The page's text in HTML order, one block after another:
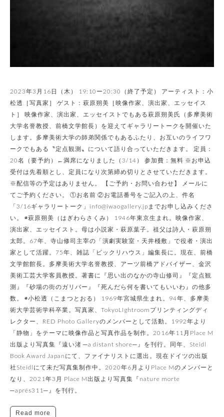
2023年3⽉16⽇（木） 19:10ー20:30（終了予定） アーティスト：小
松透［写真家］ ゲスト：萩原朔美［映像作家、演出家、エッセイス
ト］ 映像作家、演出家、エッセイストでもある萩原朔美氏（多摩美術
大学名誉教授、前橋文学館長）を迎えてギャラリートークを開催いた
します。多摩美術大学の師弟関係でもあるふたり、お互いのライフワ
ークでもある〝定点観測〟について語り合っていただきます。 定員：
20名（要予約）←満席になりました（3/14） 参加費：無料 ※お申込
受付は先着順とし、定員になり次第締め切りとさせていただきます。
※配信等の予定はありません。 【ご予約・お問い合わせ】 メールに
てご予約ください。 ①お名前 ②お電話番号をご記入の上、件名
「3/16ギャラリートーク」info@iwaogallery.jpまでお申し込みくださ
い。 ◉萩原朔美（はぎわらさくみ） 1946年東京生まれ。映像作家、
演出家、エッセイスト。母は小説家・萩原葉子。祖父は詩人・萩原朔
太郎。67年、寺山修司主宰の「演劇実験室・天井棧敷」で役者・演出
家として活躍。75年、雑誌「ビックリハウス」編集長に。現在、前橋
文学館館長。多摩美術大学名誉教授、アーツ前橋アドバイザー、金沢
美術工芸大学客員教授。著書に『思い出のなかの寺山修司』『定点観
測』『砂場の街のガリバー』『死んだら何を書いてもいいわ』の他多
数。 ◉小松透（こまつとおる） 1969年宮城県生まれ。94年、多摩美
術大学芸術学科卒業。写真家、TokyoLightroomプリンティングディ
レクター、RED Photo Galleryのメンバーとして活動。1992年より
「静物」をテーマに映像作品と写真作品を制作。2016年11月Place M
出版より写真集『遠い渚 ─a distant shore─』を刊行。同年、Steidl
Book Award Japanにて、ファイナリストに選出。現在ドイツの出版
社Steidlにて未だ写真集制作中。2020年6月よりPlace Mのメンバーと
なり、2021年3月 Place M出版より写真集『nature morte
─aprés311─』を刊行。
Read more